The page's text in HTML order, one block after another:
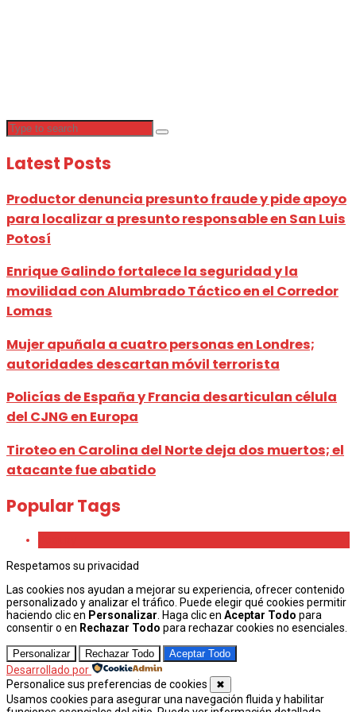
Latest Posts
Productor denuncia presunto fraude y pide apoyo
para localizar a presunto responsable en San Luis
Potosí
Enrique Galindo fortalece la seguridad y la
movilidad con Alumbrado Táctico en el Corredor
Lomas
Mujer apuñala a cuatro personas en Londres;
autoridades descartan móvil terrorista
Policías de España y Francia desarticulan célula
del CJNG en Europa
Tiroteo en Carolina del Norte deja dos muertos; el
atacante fue abatido
Popular Tags
Respetamos su privacidad
Las cookies nos ayudan a mejorar su experiencia, ofrecer contenido
personalizado y analizar el tráfico. Puede elegir qué cookies permitir
haciendo clic en Personalizar. Haga clic en Aceptar Todo para
consentir o en Rechazar Todo para rechazar cookies no esenciales.
Personalizar Rechazar Todo Aceptar Todo
Desarrollado por
Personalice sus preferencias de cookies
✖
Usamos cookies para asegurar una navegación fluida y habilitar